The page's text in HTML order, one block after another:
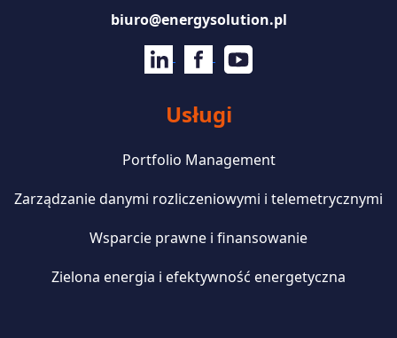
biuro@energysolution.pl
Usługi
Portfolio Management
Zarządzanie danymi rozliczeniowymi i telemetrycznymi
Wsparcie prawne i finansowanie
Zielona energia i efektywność energetyczna